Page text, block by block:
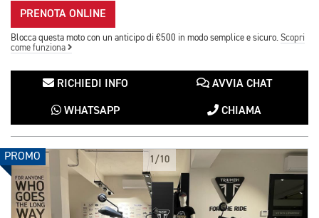
PRENOTA ONLINE
Blocca questa moto con un anticipo di €500 in modo semplice e sicuro. Scopri
come funziona
RICHIEDI INFO AVVIA CHAT
WHATSAPP CHIAMA
PROMO 1/10